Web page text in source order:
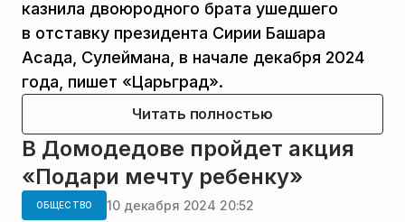
казнила двоюродного брата ушедшего
в отставку президента Сирии Башара
Асада, Сулеймана, в начале декабря 2024
года, пишет «Царьград».
Читать полностью
В Домодедове пройдет акция
«Подари мечту ребенку»
ОБЩЕСТВО 10 декабря 2024 20:52